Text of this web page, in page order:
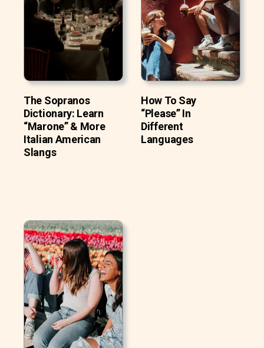
The Sopranos
Dictionary: Learn
“Marone” & More
Italian American
Slangs
How To Say
“Please” In
Different
Languages